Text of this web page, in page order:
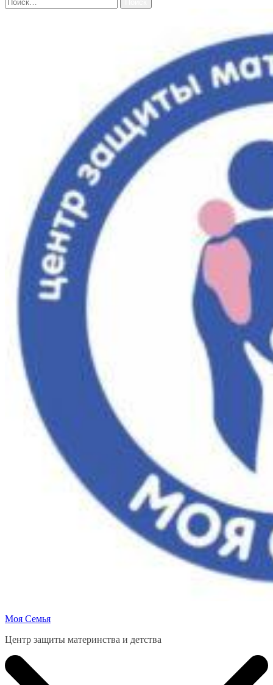
Моя Семья
Центр защиты материнства и детства